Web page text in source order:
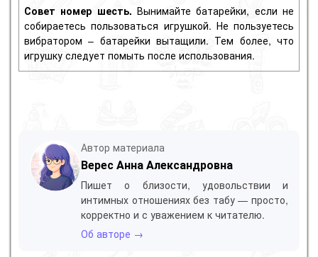
Совет номер шесть. Вынимайте батарейки, если не
собираетесь пользоваться игрушкой. Не пользуетесь
вибратором – батарейки вытащили. Тем более, что
игрушку следует помыть после использования.
Автор материала
Верес Анна Александровна
Пишет о близости, удовольствии и
интимных отношениях без табу — просто,
корректно и с уважением к читателю.
Об авторе →